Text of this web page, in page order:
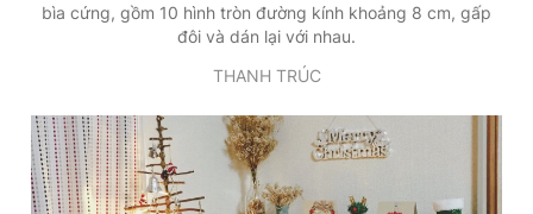
bìa cứng, gồm 10 hình tròn đường kính khoảng 8 cm, gấp
đôi và dán lại với nhau.
THANH TRÚC